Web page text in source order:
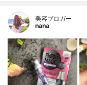
美容ブロガー
nana